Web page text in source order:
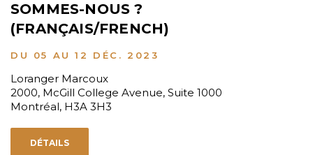
SOMMES-NOUS ?
(FRANÇAIS/FRENCH)
DU 05 AU 12 DÉC. 2023
Loranger Marcoux
2000, McGill College Avenue, Suite 1000
Montréal, H3A 3H3
DÉTAILS